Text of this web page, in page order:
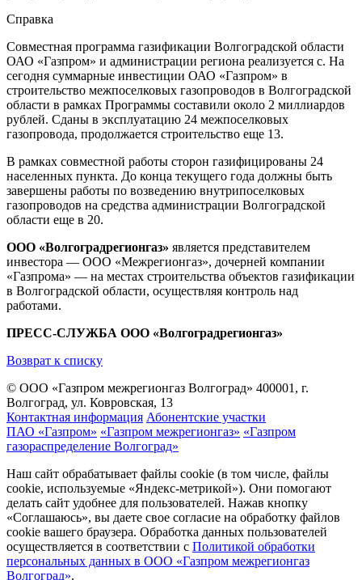
Справка
Совместная программа газификации Волгоградской области
ОАО «Газпром» и администрации региона реализуется с. На
сегодня суммарные инвестиции ОАО «Газпром» в
строительство межпоселковых газопроводов в Волгоградской
области в рамках Программы составили около 2 миллиардов
рублей. Сданы в эксплуатацию 24 межпоселковых
газопровода, продолжается строительство еще 13.
В рамках совместной работы сторон газифицированы 24
населенных пункта. До конца текущего года должны быть
завершены работы по возведению внутрипоселковых
газопроводов на средства администрации Волгоградской
области еще в 20.
ООО «Волгоградрегионгаз» является представителем
инвестора — ООО «Межрегионгаз», дочерней компании
«Газпрома» — на местах строительства объектов газификации
в Волгоградской области, осуществляя контроль над
работами.
ПРЕСС-СЛУЖБА ООО «Волгоградрегионгаз»
Возврат к списку
© ООО «Газпром межрегионгаз Волгоград» 400001, г.
Волгоград, ул. Ковровская, 13
Контактная информация Абонентские участки
ПАО «Газпром» «Газпром межрегионгаз» «Газпром
газораспределение Волгоград»
Наш сайт обрабатывает файлы cookie (в том числе, файлы
cookie, используемые «Яндекс-метрикой»). Они помогают
делать сайт удобнее для пользователей. Нажав кнопку
«Соглашаюсь», вы даете свое согласие на обработку файлов
cookie вашего браузера. Обработка данных пользователей
осуществляется в соответствии с Политикой обработки
персональных данных в ООО «Газпром межрегионгаз
Волгоград».